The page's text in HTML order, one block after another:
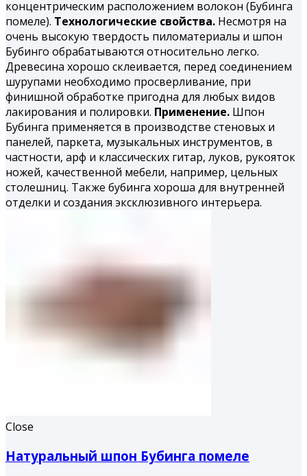
концентрическим расположением волокон (Бубинга
помеле). Технологические свойства. Несмотря на
очень высокую твердость пиломатериалы и шпон
Бубинго обрабатываются относительно легко.
Древесина хорошо склеивается, перед соединением
шурупами необходимо просверливание, при
финишной обработке пригодна для любых видов
лакирования и полировки. Применение. Шпон
Бубинга применяется в производстве стеновых и
панелей, паркета, музыкальных инструментов, в
частности, арф и классических гитар, луков, рукояток
ножей, качественной мебели, например, цельных
столешниц. Также бубинга хороша для внутренней
отделки и создания эксклюзивного интерьера.
Close
Натуральный шпон Бубинга помеле